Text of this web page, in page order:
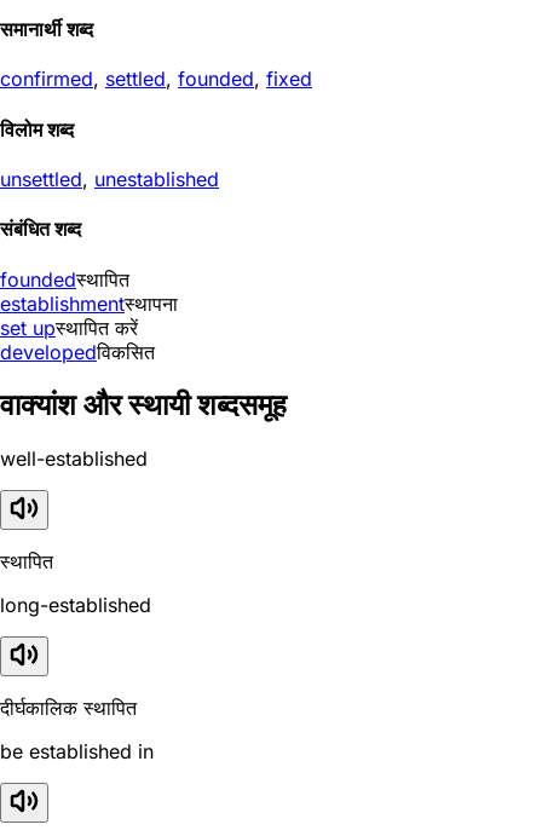
समानार्थी शब्द
confirmed, settled, founded, fixed
विलोम शब्द
unsettled, unestablished
संबंधित शब्द
foundedस्थापित
establishmentस्थापना
set upस्थापित करें
developedविकसित
वाक्यांश और स्थायी शब्दसमूह
well-established
स्थापित
long-established
दीर्घकालिक स्थापित
be established in